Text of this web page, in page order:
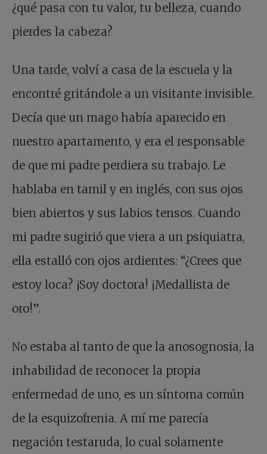
¿qué pasa con tu valor, tu belleza, cuando
pierdes la cabeza?
Una tarde, volví a casa de la escuela y la
encontré gritándole a un visitante invisible.
Decía que un mago había aparecido en
nuestro apartamento, y era el responsable
de que mi padre perdiera su trabajo. Le
hablaba en tamil y en inglés, con sus ojos
bien abiertos y sus labios tensos. Cuando
mi padre sugirió que viera a un psiquiatra,
ella estalló con ojos ardientes: “¿Crees que
estoy loca? ¡Soy doctora! ¡Medallista de
oro!”.
No estaba al tanto de que la anosognosia, la
inhabilidad de reconocer la propia
enfermedad de uno, es un síntoma común
de la esquizofrenia. A mí me parecía
negación testaruda, lo cual solamente